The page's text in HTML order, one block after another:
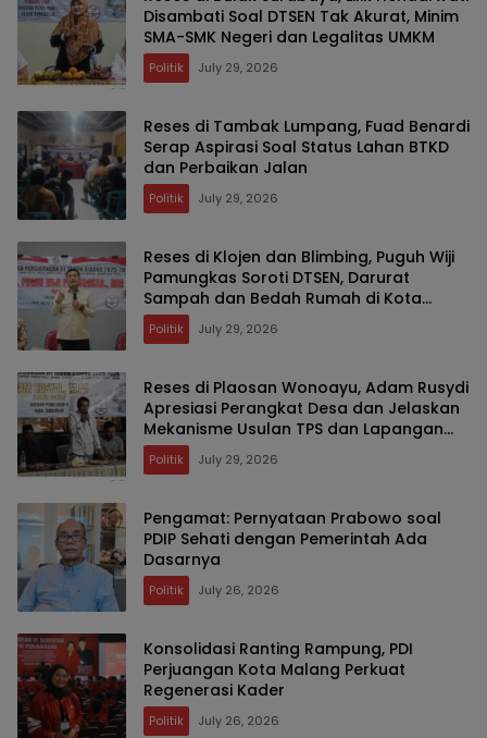
Disambati Soal DTSEN Tak Akurat, Minim
SMA-SMK Negeri dan Legalitas UMKM
Politik July 29, 2026
Reses di Tambak Lumpang, Fuad Benardi
Serap Aspirasi Soal Status Lahan BTKD
dan Perbaikan Jalan
Politik July 29, 2026
Reses di Klojen dan Blimbing, Puguh Wiji
Pamungkas Soroti DTSEN, Darurat
Sampah dan Bedah Rumah di Kota
Malang
Politik July 29, 2026
Reses di Plaosan Wonoayu, Adam Rusydi
Apresiasi Perangkat Desa dan Jelaskan
Mekanisme Usulan TPS dan Lapangan
Olahraga
Politik July 29, 2026
Pengamat: Pernyataan Prabowo soal
PDIP Sehati dengan Pemerintah Ada
Dasarnya
Politik July 26, 2026
Konsolidasi Ranting Rampung, PDI
Perjuangan Kota Malang Perkuat
Regenerasi Kader
Politik July 26, 2026